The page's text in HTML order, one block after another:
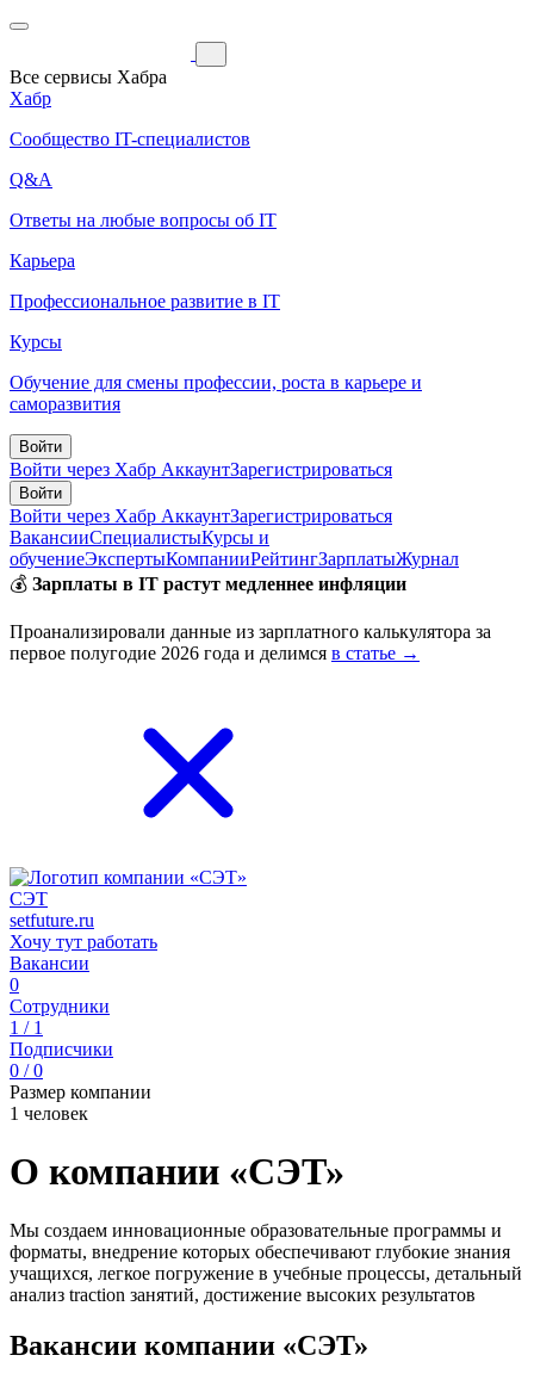
Все сервисы Хабра
Хабр
Сообщество IT-специалистов
Q&A
Ответы на любые вопросы об IT
Карьера
Профессиональное развитие в IT
Курсы
Обучение для смены профессии, роста в карьере и
саморазвития
Войти
Войти через Хабр АккаунтЗарегистрироваться
Войти
Войти через Хабр АккаунтЗарегистрироваться
ВакансииСпециалистыКурсы и
обучениеЭкспертыКомпанииРейтингЗарплатыЖурнал
💰 Зарплаты в IT растут медленнее инфляции
Проанализировали данные из зарплатного калькулятора за
первое полугодие 2026 года и делимся в статье →
СЭТ
setfuture.ru
Хочу тут работать
Вакансии
0
Сотрудники
1 / 1
Подписчики
0 / 0
Размер компании
1 человек
О компании «СЭТ»
Мы создаем инновационные образовательные программы и
форматы, внедрение которых обеспечивают глубокие знания
учащихся, легкое погружение в учебные процессы, детальный
анализ traction занятий, достижение высоких результатов
Вакансии компании «СЭТ»